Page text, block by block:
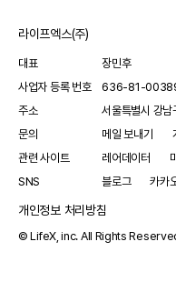
가장많아요~! 제약사 홈페
제약사에 따로 medical
이메일등으로 물어보실 수
약처에 보고 하는
약의 상호작용을 고려하지
라이프엑스(주)
대표
장민후
사업자 등록 번호
636-81-
주소
서울특별시 강
문의
메일 보내기
관련 사이트
레어데이터
SNS
블로그 카카
개인정보 처리방침
© LifeX, inc. All Rights